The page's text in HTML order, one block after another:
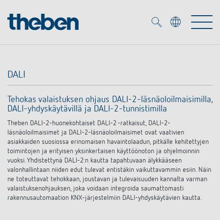
Tuotteet
Smart Home
DALI
Läsnäolo- ja liiketunnistimet
OEM
OEM ratkaisuja
Ratkaisuja
KNX-järjestelmät
Liike- ja läsnäolotunnistimet
Palvelu
Yritys
DALI
Tehokas valaistuksen ohjaus DALI-2-läsnäoloilmaisimilla,
DALI-yhdyskäytävillä ja DALI-2-tunnistimilla
Theben DALI-2-huonekohtaiset DALI-2 -ratkaisut, DALI-2-
läsnäoloilmaisimet ja DALI-2-läsnäoloilmaisimet ovat vaativien
asiakkaiden suosiossa erinomaisen havaintolaadun, pitkälle kehitettyjen
toimintojen ja erityisen yksinkertaisen käyttöönoton ja ohjelmoinnin
vuoksi. Yhdistettynä DALI-2:n kautta tapahtuvaan älykkääseen
valonhallintaan niiden edut tulevat entistäkin vaikuttavammin esiin. Näin
ne toteuttavat tehokkaan, joustavan ja tulevaisuuden kannalta varman
valaistuksenohjauksen, joka voidaan integroida saumattomasti
rakennusautomaation KNX-järjestelmiin DALI-yhdyskäytävien kautta.